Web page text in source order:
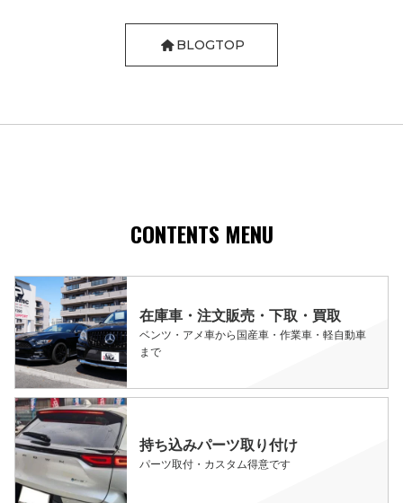
BLOGTOP
CONTENTS MENU
在庫車・注文販売・下取・買取
ベンツ・アメ車から国産車・作業車・軽自動車
まで
持ち込みパーツ取り付け
パーツ取付・カスタム得意です